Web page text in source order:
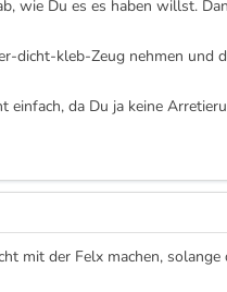
wie Du es es haben willst.
dicht-kleb-Zeug nehmen und
einfach, da Du ja keine
mit der Felx machen,